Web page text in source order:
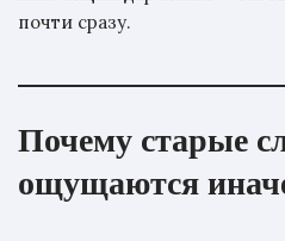
почти сразу.
Почему старые
ощущаются